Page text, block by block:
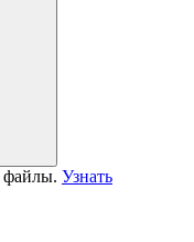
файлы. Узнать